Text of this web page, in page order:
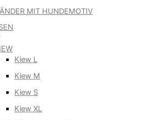
MIT HUNDEMOTIV
Kiew L
Kiew M
Kiew S
Kiew XL